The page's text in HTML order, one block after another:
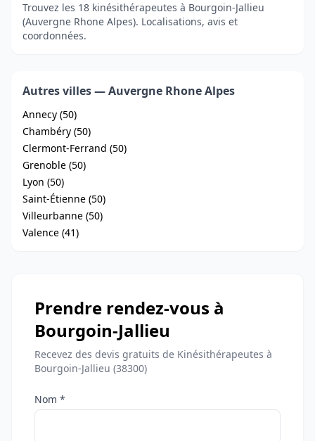
Trouvez les 18 kinésithérapeutes à Bourgoin-Jallieu
(Auvergne Rhone Alpes). Localisations, avis et
coordonnées.
Autres villes — Auvergne Rhone Alpes
Annecy (50)
Chambéry (50)
Clermont-Ferrand (50)
Grenoble (50)
Lyon (50)
Saint-Étienne (50)
Villeurbanne (50)
Valence (41)
Prendre rendez-vous à
Bourgoin-Jallieu
Recevez des devis gratuits de Kinésithérapeutes à
Bourgoin-Jallieu (38300)
Nom *